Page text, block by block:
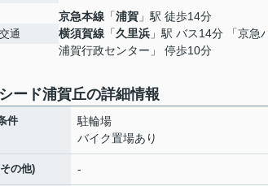
交通
京急本線 「浦賀 」駅 徒歩14分
横須賀線 「久里浜 」駅 バス14分 「京急
浦賀行政センター」 停歩10分
ード浦賀丘の詳細情報
件
駐輪場
バイク置場あり
の他) -